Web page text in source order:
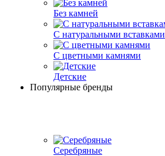
Без камней
С натуральными вставками
С цветными камнями
Детские
Популярные бренды
Серебряные